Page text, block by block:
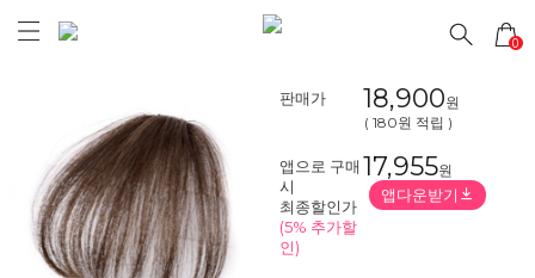
0
Prev Next
판매가 18,900원
( 180원 적립 )
앱으로 구매
시
최종할인가
(5% 추가할
인)
17,955원
앱다운받기